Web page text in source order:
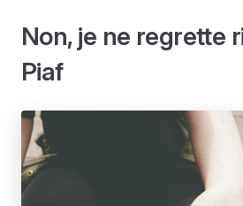
Non, je ne regrette
Piaf